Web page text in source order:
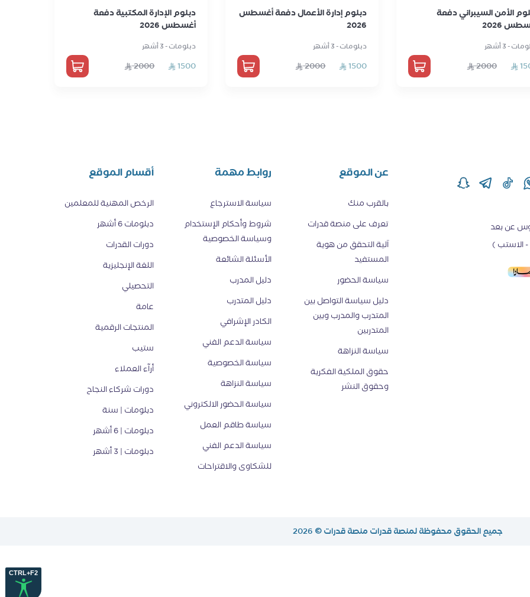
CTRL+F2
الأمن السيبراني دفعة
2026
- 3 أشهر
2000
دبلوم إدارة الأعمال دفعة أغسطس
2026
دبلومات - 3 أشهر
1500
2000
دبلوم الإدارة المكتبية دفعة
أغسطس 2026
دبلومات - 3 أشهر
1500
2000
دروس عن بعد
الاستب )
عن الموقع
بالقرب منك
تعرف على منصة قدرات
اَلية التحقق من هوية
المستفيد
سياسة الحضور
دليل سياسة التواصل بين
المتدرب والمدرب وبين
المتدربين
سياسة النزاهة
حقوق الملكية الفكرية
وحقوق النشر
روابط مهمة
سياسة الاسترجاع
شروط وأحكام الإستخدام
وسياسة الخصوصية
الأسئلة الشائعة
دليل المدرب
دليل المتدرب
الكادر الإشرافي
سياسة الدعم الفني
سياسة الخصوصية
سياسة النزاهة
سياسة الحضور الالكتروني
سياسة طاقم العمل
سياسة الدعم الفني
للشكاوى والاقتراحات
أقسام الموقع
الرخص المهنية للمعلمين
دبلومات 6 أشهر
دورات القدرات
اللغة الإنجليزية
التحصيلي
عامة
المنتجات الرقمية
ستيب
أرآء العملاء
دورات شركاء النجاح
دبلومات | سنة
دبلومات | 6 أشهر
دبلومات | 3 أشهر
جميع الحقوق محفوظة لمنصة قدرات منصة قدرات© 2026